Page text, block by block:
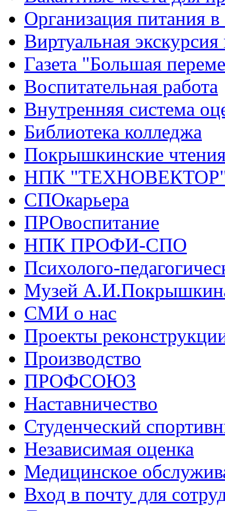
Организация питания в
Виртуальная
Газета "Большая
Воспитательная работа
Внутренняя система
Библиотека колледжа
Покрышкинские
НПК
СПОкарьера
ПРОвоспитание
НПК ПРОФИ-СПО
Психолого-
Музей
СМИ о нас
Проекты
Производство
ПРОФСОЮЗ
Наставничество
Студенческий
Независимая оценка
Медицинское
Вход в почту для